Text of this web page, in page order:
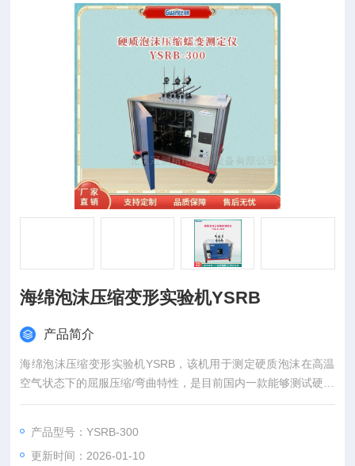
海绵泡沫压缩变形实验机YSRB
产品简介
海绵泡沫压缩变形实验机YSRB，该机用于测定硬质泡沫在高温
空气状态下的屈服压缩/弯曲特性，是目前国内一款能够测试硬质
泡沫热压缩/弯曲变形特性的测试设备；符合标准DIN-53424、G
想；测量变形装置采用高精度光栅式千分表，使测量值更精确；
测量误差可以控制在千分之二毫米范围之内
产品型号：YSRB-300
更新时间：2026-01-10